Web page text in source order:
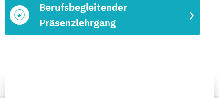
Berufsbegleitender
Präsenzlehrgang